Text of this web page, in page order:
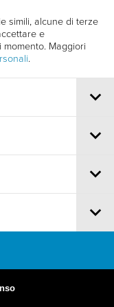
simili, alcune di terze
e
Maggiori
.